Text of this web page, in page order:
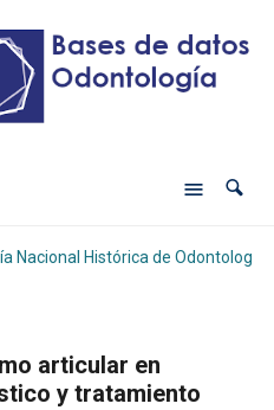
Nacional Histórica de Odontología
articular en
y tratamiento